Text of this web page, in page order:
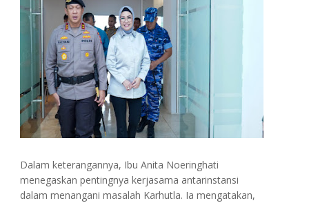
Dalam keterangannya, Ibu Anita Noeringhati
menegaskan pentingnya kerjasama antarinstansi
dalam menangani masalah Karhutla. Ia mengatakan,